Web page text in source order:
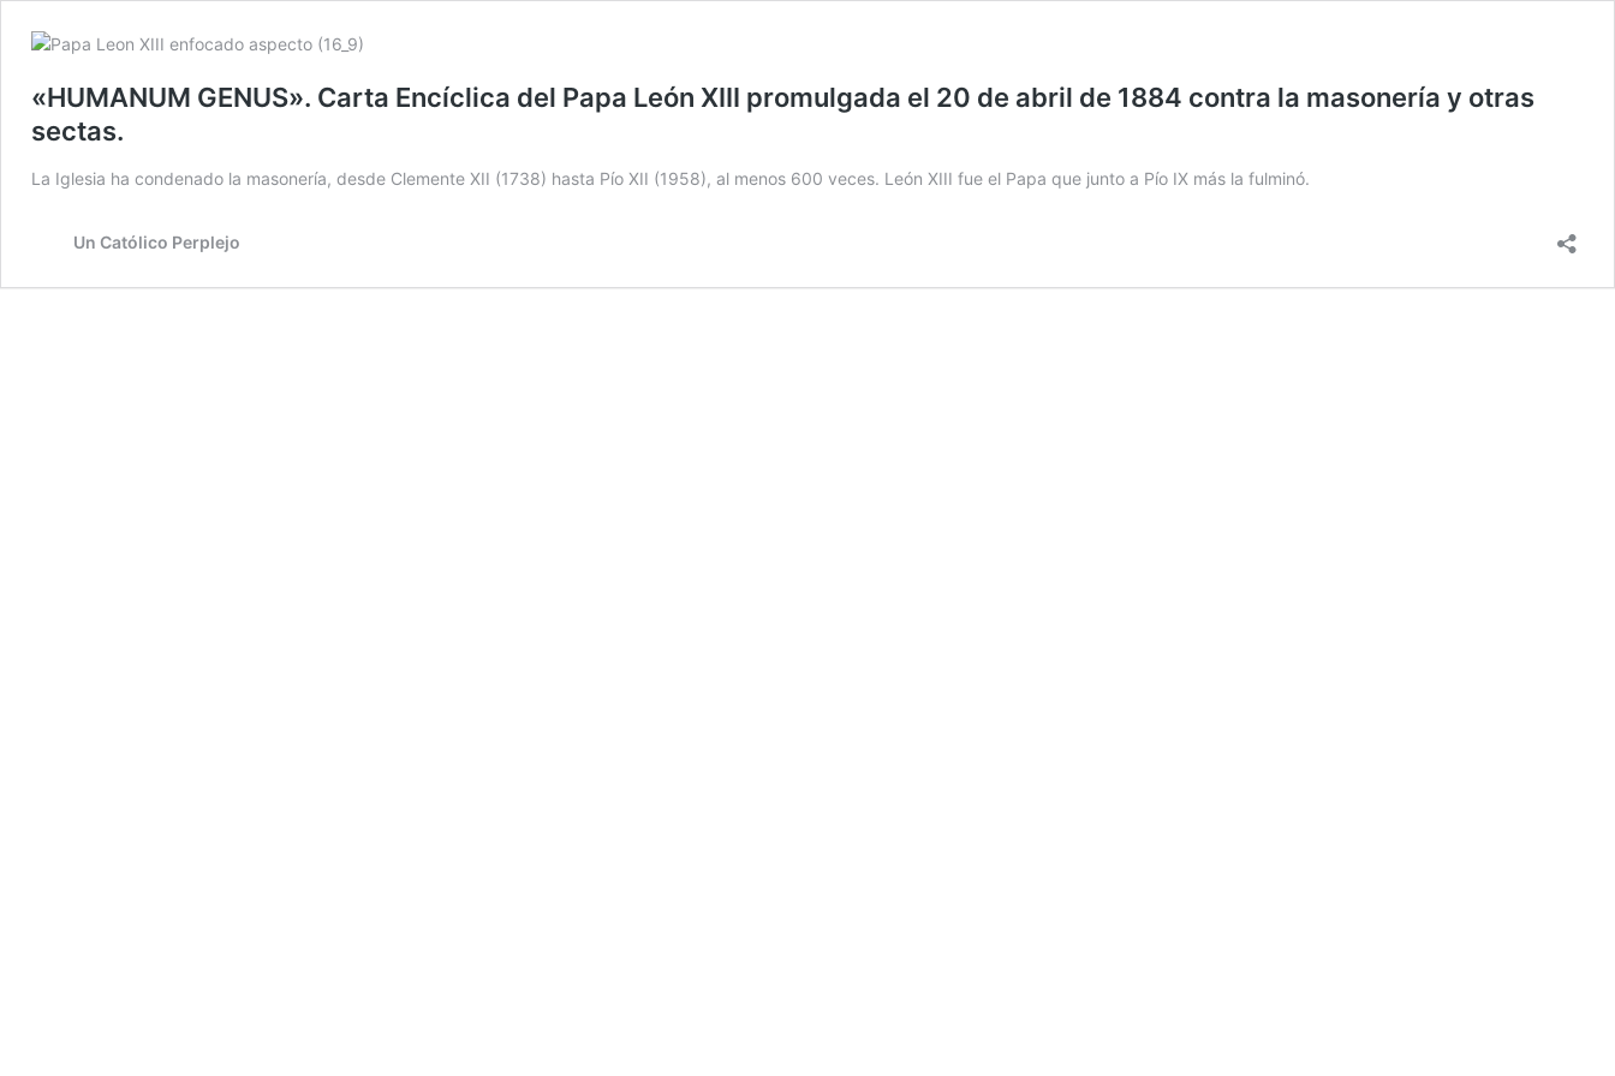
«HUMANUM GENUS». Carta Encíclica del Papa León XIII promulgada el 20 de abril de 1884 contra la masonería y otras
sectas.
La Iglesia ha condenado la masonería, desde Clemente XII (1738) hasta Pío XII (1958), al menos 600 veces. León XIII fue el Papa que junto a Pío IX más la fulminó.
Un Católico Perplejo